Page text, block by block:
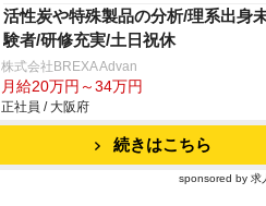
活性炭や特殊製品の分析/理系出身
験者/研修充実/土日祝休
株式会社BREXA Advan
月給20万円～34万円
正社員 / 大阪府
続きはこちら
sponsored by 求